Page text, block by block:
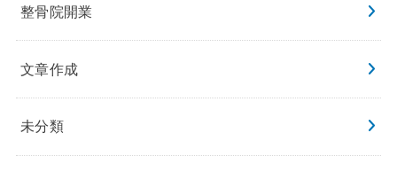
整骨院開業
文章作成
未分類